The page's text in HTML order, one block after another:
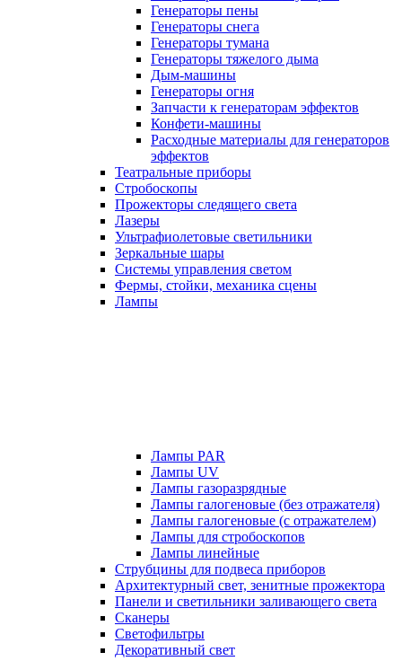
Генераторы пены
Генераторы снега
Генераторы тумана
Генераторы тяжелого дыма
Дым-машины
Генераторы огня
Запчасти к генераторам эффектов
Конфети-машины
Расходные материалы для генераторов
эффектов
Театральные приборы
Стробоскопы
Прожекторы следящего света
Лазеры
Ультрафиолетовые светильники
Зеркальные шары
Системы управления светом
Фермы, стойки, механика сцены
Лампы
Лампы PAR
Лампы UV
Лампы газоразрядные
Лампы галогеновые (без отражателя)
Лампы галогеновые (с отражателем)
Лампы для стробоскопов
Лампы линейные
Струбцины для подвеса приборов
Архитектурный свет, зенитные прожектора
Панели и светильники заливающего света
Сканеры
Светофильтры
Декоративный свет